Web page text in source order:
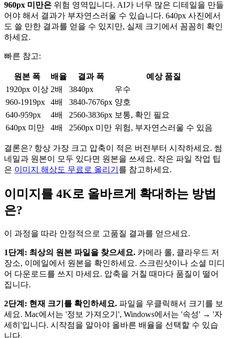
960px 미만은 위험 영역입니다. AI가 너무 많은 디테일을 만들
어야 해서 결과가 부자연스러울 수 있습니다. 640px 사진에서
도 쓸 만한 결과를 얻을 수 있지만, 실제 크기에서 꼼꼼히 확인
하세요.
빠른 참고:
원본 폭 배율 결과 폭
예상 품질
1920px 이상 2배 3840px
우수
960-1919px
4배 3840-7676px 양호
640-959px
4배 2560-3836px 보통, 확인 필요
640px 미만
4배 2560px 미만 위험, 부자연스러울 수 있음
결론은? 항상 가장 크고 압축이 적은 버전부터 시작하세요. 썸
네일과 원본이 모두 있다면 원본을 쓰세요. 작은 파일 작업 팁
은 이미지 해상도 무료로 올리기 를 참고하세요.
이미지를 4K로 올바르게 확대하는 방법
은?
이 과정을 따라 안정적으로 고품질 결과를 얻으세요.
1단계: 최상의 원본 파일을 찾으세요. 카메라 롤, 클라우드 저
장소, 이메일에서 원본을 확인하세요. 스크린샷이나 소셜 미디
어 다운로드를 쓰지 마세요. 압축을 거칠 때마다 품질이 떨어
집니다.
2단계: 현재 크기를 확인하세요. 파일을 우클릭해서 크기를 보
세요. Mac에서는 '정보 가져오기', Windows에서는 '속성' → '자
세히'입니다. 시작점을 알아야 올바른 배율을 선택할 수 있습
니다.